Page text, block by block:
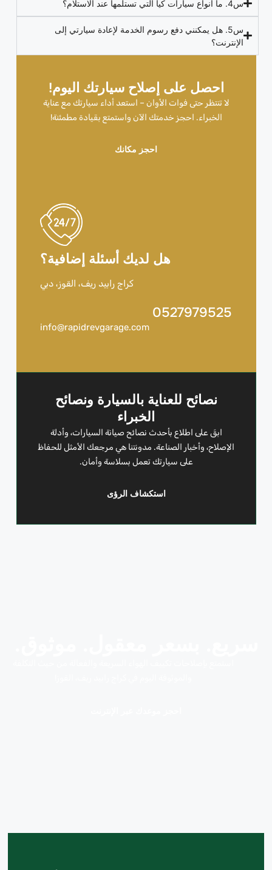
احصل على إصلاح سيارتك اليوم!
لا تنتظر حتى فوات الأوان – استعد أداء سيارتك مع عناية
الخبراء. احجز خدمتك الآن واستمتع بقيادة مطمئنة!
احجز مكانك
هل لديك أسئلة إضافية؟
كراج رابيد ريف، القوز، دبي
0527979525
info@rapidrevgarage.com
نصائح للعناية بالسيارة ونصائح
الخبراء
ابقَ على اطلاع بأحدث نصائح صيانة السيارات، وأدلة
الإصلاح، وأخبار الصناعة. مدونتنا هي مرجعك الأمثل للحفاظ
على سيارتك تعمل بسلاسة وأمان.
استكشاف الرؤى
س4. ما أنواع سيارات كيا التي تستلمها عند الاستلام؟
س5. هل يمكنني دفع رسوم الخدمة لإعادة سيارتي إلى
الإنترنت؟